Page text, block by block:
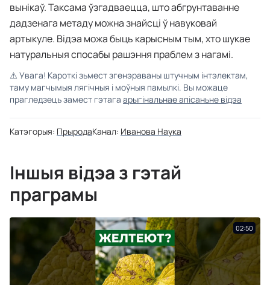
вынікаў. Таксама ўзгадваецца, што абгрунтаванне
дадзенага метаду можна знайсці ў навуковай
артыкуле. Відэа можа быць карысным тым, хто шукае
натуральныя спосабы рашэння праблем з нагамі.
⚠️ Увага! Кароткі зьмест згенэраваны штучным інтэлектам,
таму магчымыя лягічныя і моўныя памылкі. Вы можаце
прагледзець замест гэтага арыгінальнае апісаньне відэа
Катэгорыя: ПрыродаКанал: Иванова Наука
Іншыя відэа з гэтай
праграмы
02:50